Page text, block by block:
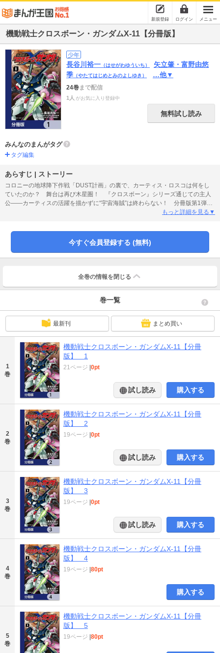
新規登録 ログイン メニュー
機動戦士クロスボーン・ガンダムX-11【分冊版】
少年
長谷川裕一 （はせがわゆういち）
矢立肇・富野由悠
季 （やたてはじめとみのよしゆき） …他▼
24巻まで配信
1人 がお気に入り登録中
無料試し読み
みんなのまんがタグ
タグ編集
あらすじ | ストーリー
コロニーの地球降下作戦「DUST計画」の裏で、カーティス・ロスコは何をし
ていたのか？ 舞台は再び木星圏！ 『クロスボーン』シリーズ通じての主人
公――カーティスの活躍を描かずに“宇宙海賊”は終わらない！ 分冊版第1弾。
※本作品は単行本を分割したもので、本編内容は同一のものとなります。重複
もっと詳細を見る▼
今すぐ会員登録する (無料)
全巻の情報を 閉じる
巻一覧
最新刊 まとめ買い
1
巻
機動戦士クロスボーン・ガンダムX-11【分冊
版】 1
21ページ |0pt
試し読み 購入する
2
巻
機動戦士クロスボーン・ガンダムX-11【分冊
版】 2
19ページ |0pt
試し読み 購入する
3
巻
機動戦士クロスボーン・ガンダムX-11【分冊
版】 3
19ページ |0pt
試し読み 購入する
4
巻
機動戦士クロスボーン・ガンダムX-11【分冊
版】 4
19ページ |80pt
購入する
5
巻
機動戦士クロスボーン・ガンダムX-11【分冊
版】 5
19ページ |80pt